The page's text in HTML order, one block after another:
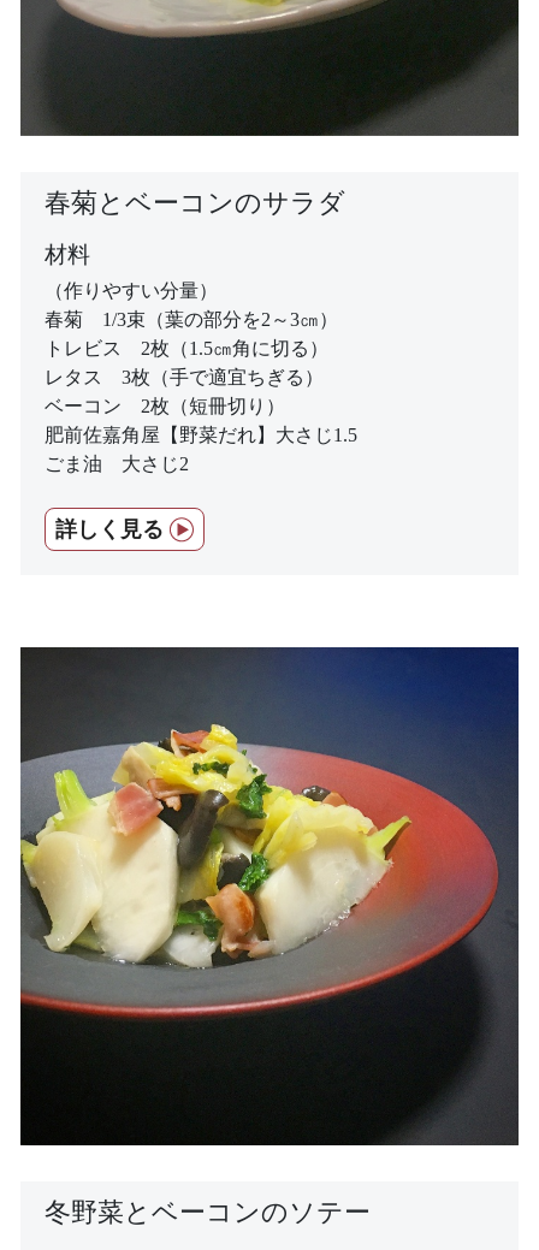
春菊とベーコンのサラダ
材料
（作りやすい分量）
春菊 1/3束（葉の部分を2～3㎝）
トレビス 2枚（1.5㎝角に切る）
レタス 3枚（手で適宜ちぎる）
ベーコン 2枚（短冊切り）
肥前佐嘉角屋【野菜だれ】大さじ1.5
ごま油 大さじ2
詳しく見る
冬野菜とベーコンのソテー